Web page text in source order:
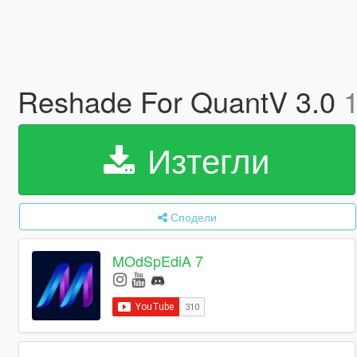
Reshade For QuantV 3.0
Изтегли
Сподели
MOdSpEdiA 7